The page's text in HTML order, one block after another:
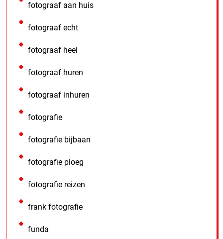
fotograaf aan huis
fotograaf echt
fotograaf heel
fotograaf huren
fotograaf inhuren
fotografie
fotografie bijbaan
fotografie ploeg
fotografie reizen
frank fotografie
funda